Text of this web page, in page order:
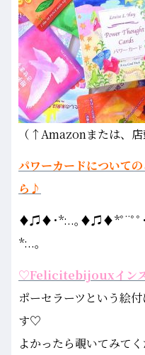
（↑Amazonまたは、
パワーカードについて
ら♪
♦♫♦･*:..｡♦♫♦*ﾟ¨ﾟﾟ
*:..｡
♡Felicitebijouxイン
ポーセラーツという絵
す♡
よかったら覗いてみて